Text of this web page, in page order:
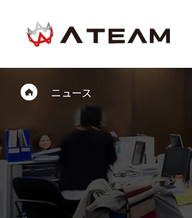
ニュース